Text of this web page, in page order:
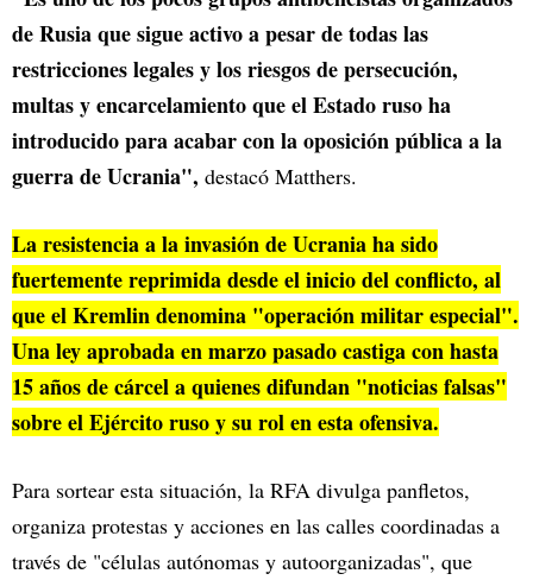
de Rusia que sigue activo a pesar de todas las
restricciones legales y los riesgos de persecución,
multas y encarcelamiento que el Estado ruso ha
introducido para acabar con la oposición pública a la
guerra de Ucrania", destacó Matthers.
La resistencia a la invasión de Ucrania ha sido
fuertemente reprimida desde el inicio del conflicto, al
que el Kremlin denomina "operación militar especial".
Una ley aprobada en marzo pasado castiga con hasta
15 años de cárcel a quienes difundan "noticias falsas"
sobre el Ejército ruso y su rol en esta ofensiva.
Para sortear esta situación, la RFA divulga panfletos,
organiza protestas y acciones en las calles coordinadas a
través de "células autónomas y autoorganizadas", que